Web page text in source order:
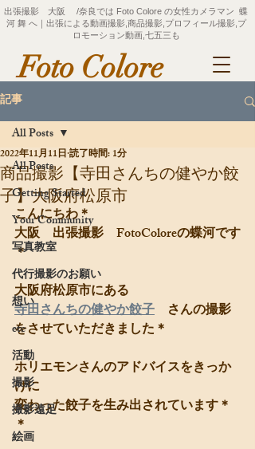
Foto Colore
出張撮影 大阪 /奈良では Foto Colore の女性カメラマン 蝶
河 舞 へ｜出張による動画撮影,商品撮影,プロフィール撮影,プ
ロモーション動画,七五三も
記事
All Posts
Getting Started
Your Community
写真教室
代行撮影のお願い
想い
etc
活動
撮影
撮影遠足
絵画
All Posts
商品撮影【寺田さんちの健やか餃
子】大阪府松原市
2022年11月11日読了時間: 1分
こんにちわ＊
大阪　出張撮影　FotoColoreの蝶河です
＊
大阪府松原市にある
寺田さんちの健やか餃子 さんの撮影
をさせていただきました＊
ホリエモンさんのアドバイスをきっか
けに
変わった餃子を生み出されています＊
＊